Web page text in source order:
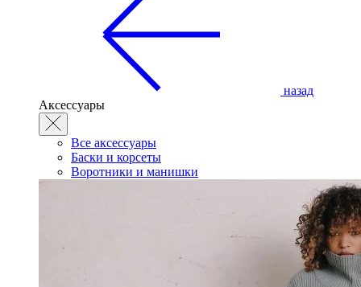
назад
Аксессуары
Все аксессуары
Баски и корсеты
Воротники и манишки